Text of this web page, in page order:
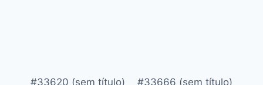
#33620 (sem título)
#33666 (sem título)